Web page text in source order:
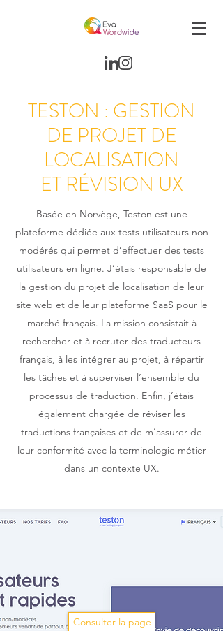
TESTON : GESTION
DE PROJET DE
LOCALISATION
ET RÉVISION UX
Basée en Norvège, Teston est une
plateforme dédiée aux tests utilisateurs non
modérés qui permet d’effectuer des tests
utilisateurs en ligne. J’étais responsable de
la gestion du projet de localisation de leur
site web et de leur plateforme SaaS pour le
marché français. La mission consistait à
rechercher et à recruter des traducteurs
français, à les intégrer au projet, à répartir
les tâches et à superviser l’ensemble du
processus de traduction. Enfin, j’étais
également chargée de réviser les
traductions françaises et de m’assurer de
leur conformité avec la terminologie métier
dans un contexte UX.
Consulter la page